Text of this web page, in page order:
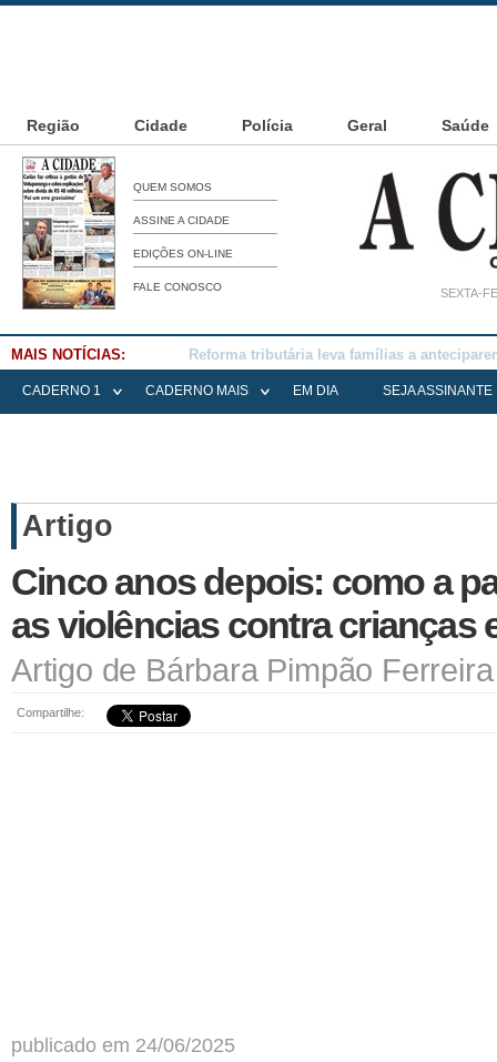
Região Cidade Polícia Geral Saúde
QUEM SOMOS
ASSINE A CIDADE
EDIÇÕES ON-LINE
FALE CONOSCO SEXTA-
MAIS NOTÍCIAS: Falece Elena Menoia Cesarin
CADERNO 1 CADERNO MAIS EM DIA SEJA ASSINANTE
Artigo
Cinco anos depois: como a
as violências contra crianças
Artigo de Bárbara Pimpão Ferreira
Compartilhe:
publicado em 24/06/2025